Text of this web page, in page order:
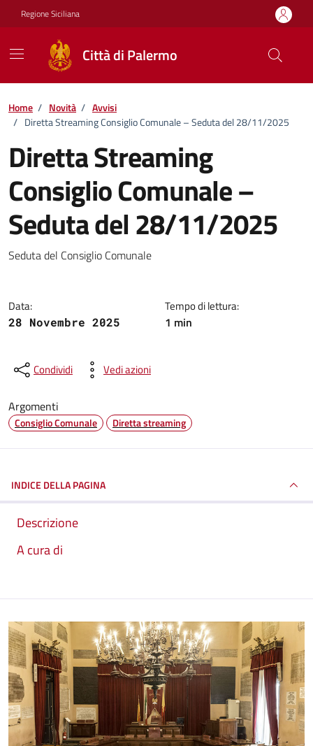
Vai ai contenuti
Vai al footer
Regione Siciliana
Città di Palermo
Home / Novità / Avvisi
/ Diretta Streaming Consiglio Comunale – Seduta del 28/11/2025
Diretta Streaming
Consiglio Comunale –
Seduta del 28/11/2025
Dettagli della notizia
Seduta del Consiglio Comunale
Data:
28 Novembre 2025
Tempo di lettura:
1 min
Condividi Vedi azioni
Argomenti
Consiglio Comunale Diretta streaming
INDICE DELLA PAGINA
Descrizione
A cura di